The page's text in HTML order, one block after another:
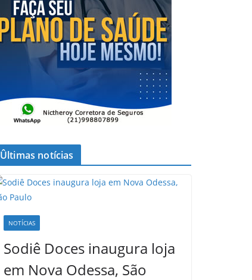
Ûltimas notícias
NOTÍCIAS
Sodiê Doces inaugura loja
em Nova Odessa, São